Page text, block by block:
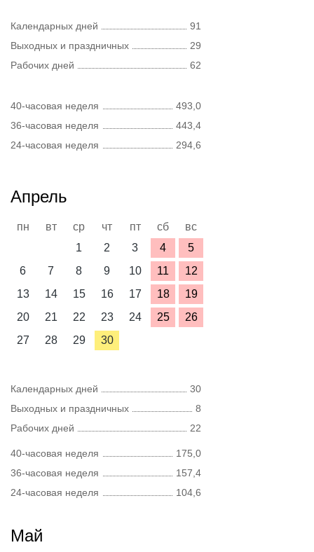
Календарных дней
91
Выходных и праздничных
29
Рабочих дней
62
40-часовая неделя
493,0
36-часовая неделя
443,4
24-часовая неделя
294,6
Апрель
пн вт ср чт пт сб
вс
1
2 3 4
5
6
7 8 9 10 11
12
13
14 15 16 17 18
19
20
21 22 23 24 25
26
27
28 29 30
Календарных дней
30
Выходных и праздничных
8
Рабочих дней
22
40-часовая неделя
175,0
36-часовая неделя
157,4
24-часовая неделя
104,6
Май